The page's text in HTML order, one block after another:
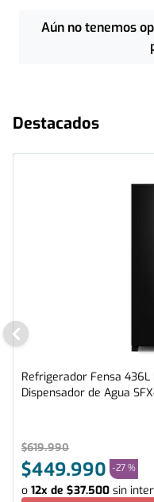
Aún no tenemos
Destacados
Refrigerador Fensa
Dispensador de Agua
$619.990
$449.990 -27 %
o 12x de $37.500 sin